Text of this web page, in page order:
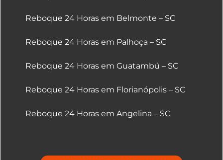
Reboque 24 Horas em Belmonte – SC
Reboque 24 Horas em Palhoça – SC
Reboque 24 Horas em Guatambú – SC
Reboque 24 Horas em Florianópolis – SC
Reboque 24 Horas em Angelina – SC